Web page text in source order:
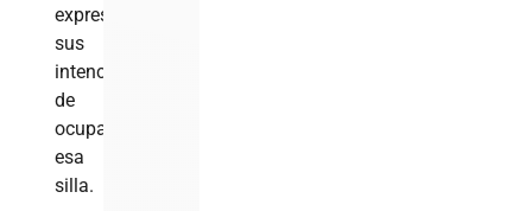
expresar
sus
intenciones
de
ocupar
esa
silla.